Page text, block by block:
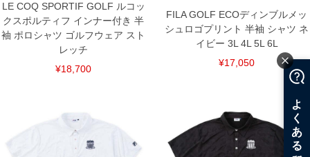
LE COQ SPORTIF GOLF ルコッ
クスポルティフ インナー付き 半
袖 ポロシャツ ゴルフウェア スト
レッチ
¥18,700
FILA GOLF ECOディンブルメッ
シュロゴプリント 半袖 シャツ ネ
イビー 3L 4L 5L 6L
¥17,050